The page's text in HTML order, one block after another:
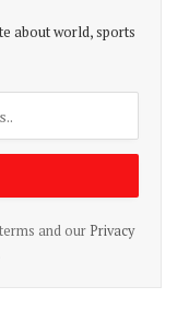
about world, sports
and our Privacy